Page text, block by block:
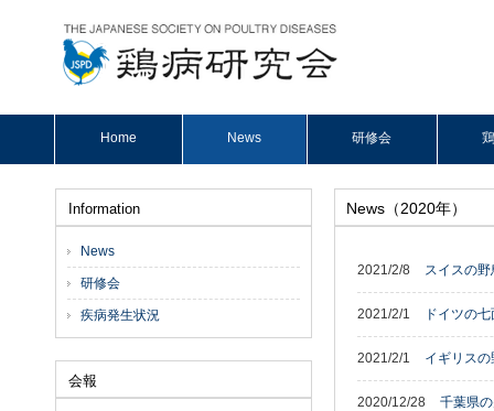
Home News 研修会
News（2020年）
2021/2/8 スイスの
2021/2/1 ドイツの
2021/2/1 イギリス
2020/12/28 千葉県
Information
News
研修会
疾病発生状況
会報